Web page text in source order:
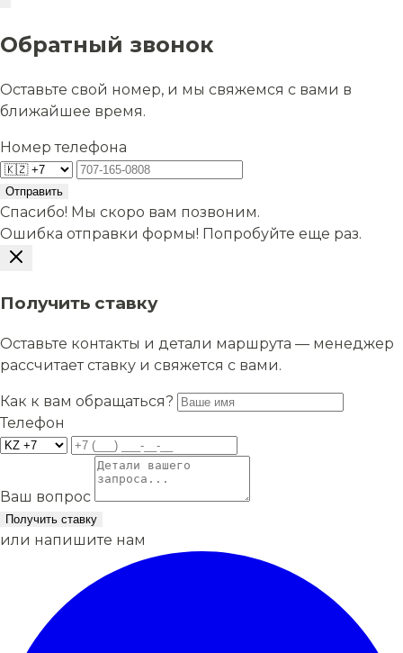
Обратный звонок
Оставьте свой номер, и мы свяжемся с вами в
ближайшее время.
Номер телефона
Отправить
Спасибо! Мы скоро вам позвоним.
Ошибка отправки формы! Попробуйте еще раз.
Получить ставку
Оставьте контакты и детали маршрута — менеджер
рассчитает ставку и свяжется с вами.
Как к вам обращаться?
Телефон
Ваш вопрос
Получить ставку
или напишите нам